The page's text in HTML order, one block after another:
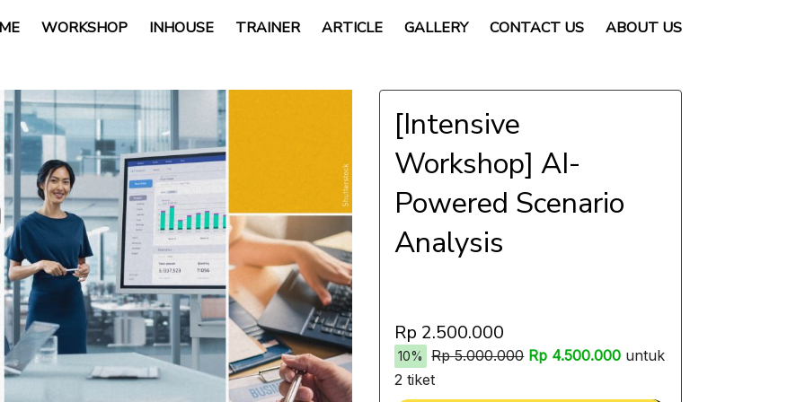
WORKSHOP INHOUSE TRAINER ARTICLE GALLERY CONTACT US ABOUT US
[Intensive
Workshop] AI-
Powered Scenario
Analysis
Rp 2.500.000
10% Rp 5.000.000 Rp 4.500.000 untuk
2 tiket